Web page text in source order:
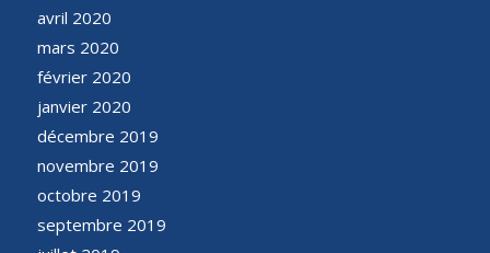
avril 2020
mars 2020
février 2020
janvier 2020
décembre 2019
novembre 2019
octobre 2019
septembre 2019